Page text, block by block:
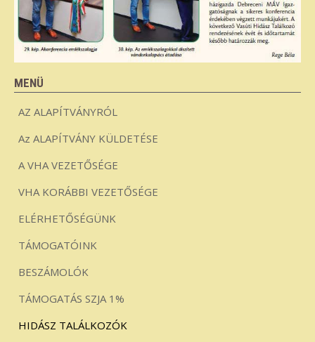
MENÜ
AZ ALAPÍTVÁNYRÓL
Az ALAPÍTVÁNY KÜLDETÉSE
A VHA VEZETŐSÉGE
VHA KORÁBBI VEZETŐSÉGE
ELÉRHETŐSÉGÜNK
TÁMOGATÓINK
BESZÁMOLÓK
TÁMOGATÁS SZJA 1%
HIDÁSZ TALÁLKOZÓK